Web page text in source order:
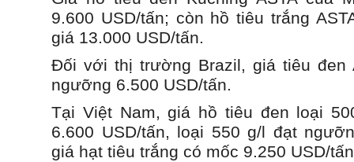
9.600 USD/tấn; còn hồ tiêu trắng
giá 13.000 USD/tấn.
Đối với thị trường Brazil, giá tiêu đen
ngưỡng 6.500 USD/tấn.
Tại Việt Nam, giá hồ tiêu đen loại
6.600 USD/tấn, loại 550 g/l đạt
giá hạt tiêu trắng có mốc 9.250 USD/